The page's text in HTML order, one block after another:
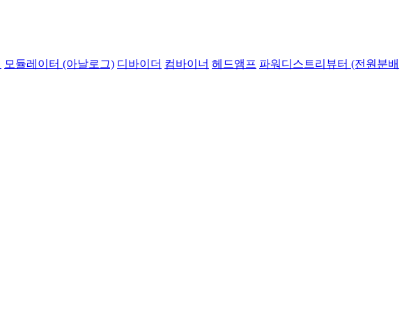
모듈레이터 (아날로그) 디바이더 컴바이너 헤드앰프 파워디스트리뷰터 (전원분배